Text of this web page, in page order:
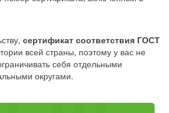
сертификат соответствия ГОСТ
всей страны, поэтому у вас не
себя отдельными
округами.